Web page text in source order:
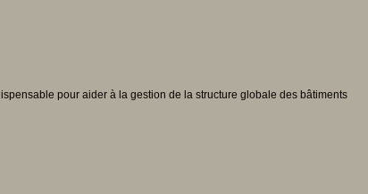
pour aider à la gestion de la structure globale des bâtiments